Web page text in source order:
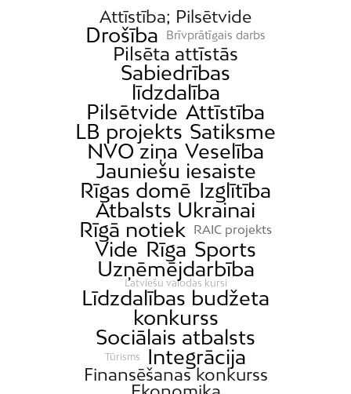
Grīziņkalns
Iļģuciems
Jaunciems
Katlakalns
Kundziņsala
Mangaļsala
Attīstība; Pilsētvide
Drošība Brīvprātīgais darbs
Pilsēta attīstās
Sabiedrības
līdzdalība
Pilsētvide Attīstība
LB projekts Satiksme
NVO ziņa Veselība
Jauniešu iesaiste
Rīgas domē Izglītība
Atbalsts Ukrainai
Rīgā notiek
RAIC projekts
Vide Rīga Sports
Uzņēmējdarbība
Latviešu valodas kursi
Līdzdalības budžeta
konkurss
Sociālais atbalsts
Tūrisms Integrācija
Finansēšanas konkurss